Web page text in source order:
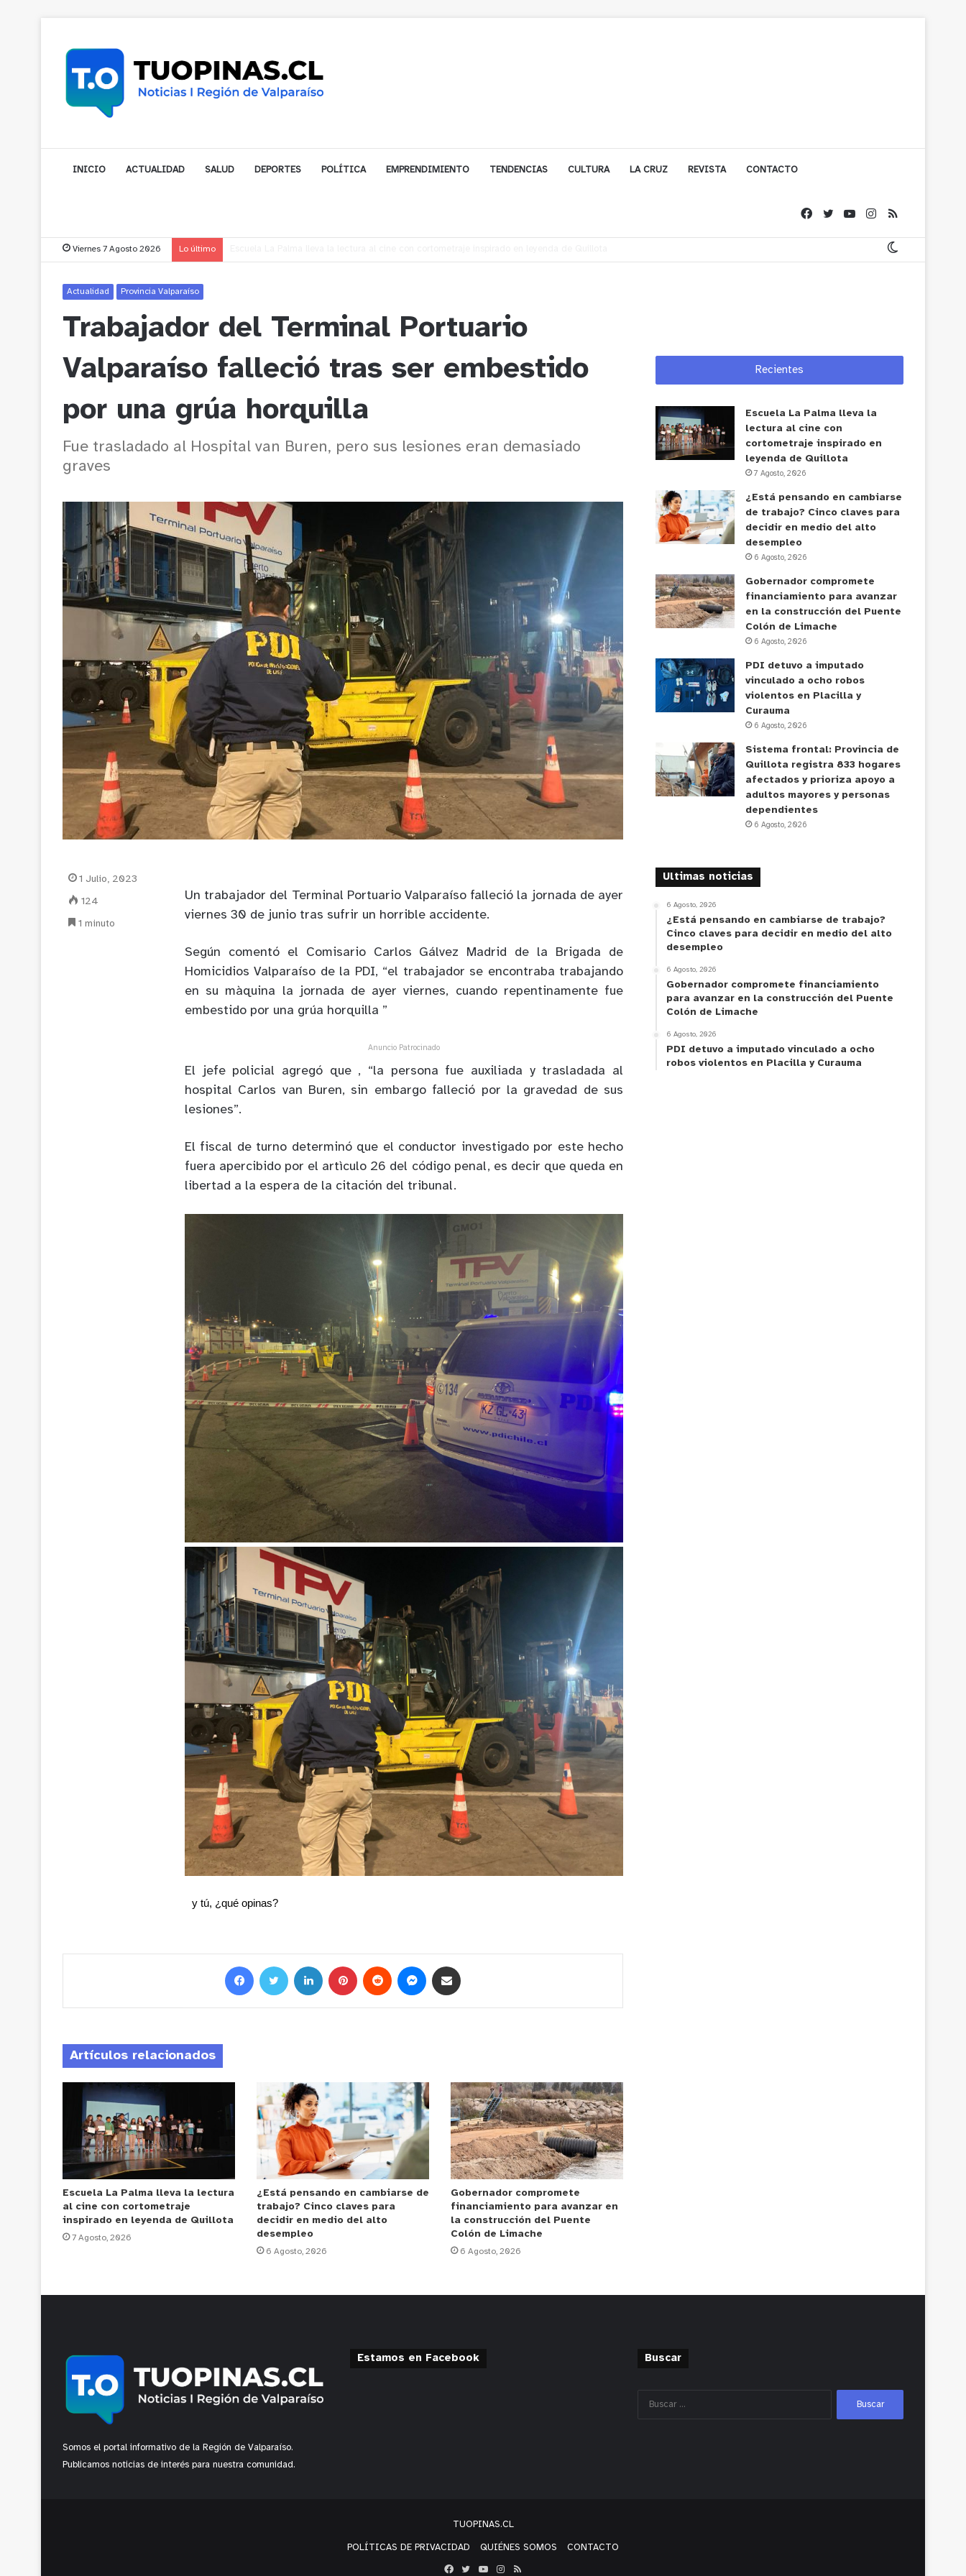
INICIO ACTUALIDAD SALUD DEPORTES POLÍTICA EMPRENDIMIENTO TENDENCIAS CULTURA LA CRUZ REVISTA CONTACTO
Viernes 7 Agosto 2026 Lo último
Actualidad Provincia Valparaíso
Trabajador del Terminal Portuario
Valparaíso falleció tras ser embestido
por una grúa horquilla
Fue trasladado al Hospital van Buren, pero sus lesiones eran demasiado
graves
Un trabajador del Terminal Portuario Valparaíso falleció la jornada de ayer
viernes 30 de junio tras sufrir un horrible accidente.
Según comentó el Comisario Carlos Gálvez Madrid de la Brigada de
Homicidios Valparaíso de la PDI, “el trabajador se encontraba trabajando
en su màquina la jornada de ayer viernes, cuando repentinamente fue
embestido por una grúa horquilla ”
Anuncio Patrocinado
El jefe policial agregó que , “la persona fue auxiliada y trasladada al
hospital Carlos van Buren, sin embargo falleció por la gravedad de sus
lesiones”.
El fiscal de turno determinó que el conductor investigado por este hecho
fuera apercibido por el artìculo 26 del código penal, es decir que queda en
libertad a la espera de la citación del tribunal.
y tú, ¿qué opinas?
1 Julio, 2023
124
1 minuto
Artículos relacionados
Escuela La Palma lleva la lectura
al cine con cortometraje
inspirado en leyenda de Quillota
7 Agosto, 2026
¿Está pensando en cambiarse de
trabajo? Cinco claves para
decidir en medio del alto
desempleo
6 Agosto, 2026
Gobernador compromete
financiamiento para avanzar en
la construcción del Puente
Colón de Limache
6 Agosto, 2026
Recientes
Escuela La Palma lleva la
lectura al cine con
cortometraje inspirado en
leyenda de Quillota
7 Agosto, 2026
¿Está pensando en cambiarse
de trabajo? Cinco claves para
decidir en medio del alto
desempleo
6 Agosto, 2026
Gobernador compromete
financiamiento para avanzar
en la construcción del Puente
Colón de Limache
6 Agosto, 2026
PDI detuvo a imputado
vinculado a ocho robos
violentos en Placilla y
Curauma
6 Agosto, 2026
Sistema frontal: Provincia de
Quillota registra 833 hogares
afectados y prioriza apoyo a
adultos mayores y personas
dependientes
6 Agosto, 2026
Ultimas noticias
6 Agosto, 2026
¿Está pensando en cambiarse de trabajo?
Cinco claves para decidir en medio del alto
desempleo
6 Agosto, 2026
Gobernador compromete financiamiento
para avanzar en la construcción del Puente
Colón de Limache
6 Agosto, 2026
PDI detuvo a imputado vinculado a ocho
robos violentos en Placilla y Curauma
Somos el portal informativo de la Región de Valparaíso.
Publicamos noticias de interés para nuestra comunidad.
Estamos en Facebook Buscar
TUOPINAS.CL
POLÍTICAS DE PRIVACIDAD QUIÉNES SOMOS CONTACTO